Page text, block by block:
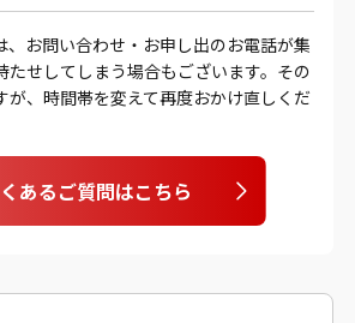
、お問い合わせ・お申し出のお電話が集
たせしてしまう場合もございます。その
が、時間帯を変えて再度おかけ直しくだ
あるご質問はこちら